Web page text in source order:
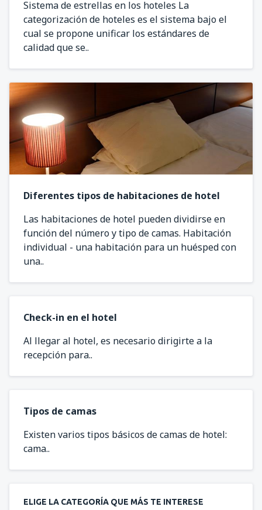
Sistema de estrellas en los hoteles La
categorización de hoteles es el sistema bajo el
cual se propone unificar los estándares de
calidad que se..
Diferentes tipos de habitaciones de hotel
Las habitaciones de hotel pueden dividirse en
función del número y tipo de camas. Habitación
individual - una habitación para un huésped con
una..
Check-in en el hotel
Al llegar al hotel, es necesario dirigirte a la
recepción para..
Tipos de camas
Existen varios tipos básicos de camas de hotel:
cama..
ELIGE LA CATEGORÍA QUE MÁS TE INTERESE